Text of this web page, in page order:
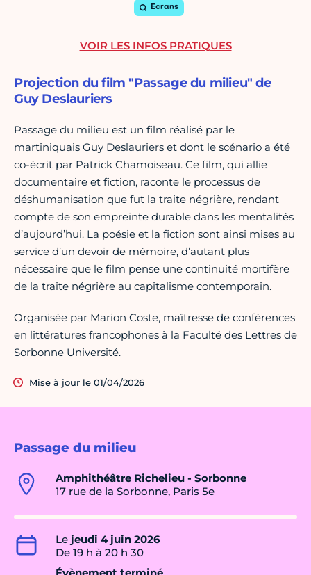
Ecrans
Passage du milieu
Amphithéâtre Richelieu - Sorbonne
17 rue de la Sorbonne, Paris 5e
Le jeudi 4 juin 2026
De 19 h à 20 h 30
Projection du film "Passage du milieu" de
Guy Deslauriers
Passage du milieu est un film réalisé par le
martiniquais Guy Deslauriers et dont le scénario a été
co-écrit par Patrick Chamoiseau. Ce film, qui allie
documentaire et fiction, raconte le processus de
déshumanisation que fut la traite négrière, rendant
compte de son empreinte durable dans les mentalités
d’aujourd’hui. La poésie et la fiction sont ainsi mises au
service d’un devoir de mémoire, d’autant plus
nécessaire que le film pense une continuité mortifère
de la traite négrière au capitalisme contemporain.
Organisée par Marion Coste, maîtresse de conférences
en littératures francophones à la Faculté des Lettres de
Sorbonne Université.
Mise à jour le 01/04/2026
VOIR LES INFOS PRATIQUES